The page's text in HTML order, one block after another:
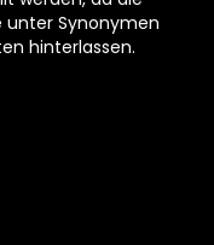
unter Synonymen
hinterlassen.